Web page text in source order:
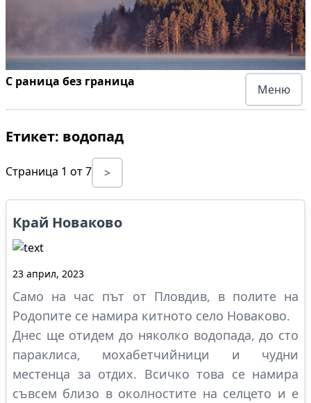
С раница без граница
Меню
Етикет: водопад
Страница 1 от7 >
Край Новаково
23 април, 2023
Само на час път от Пловдив, в полите на
Родопите се намира китното село Новаково.
Днес ще отидем до няколко водопада, до сто
параклиса, мохабетчийници и чудни
местенца за отдих. Всичко това се намира
съвсем близо в околностите на селцето и е